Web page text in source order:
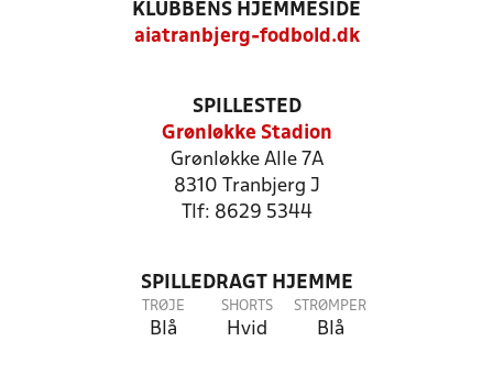
KLUBBENS HJEMMESIDE
aiatranbjerg-fodbold.dk
SPILLESTED
Grønløkke Stadion
Grønløkke Alle 7A
8310 Tranbjerg J
Tlf: 8629 5344
SPILLEDRAGT HJEMME
TRØJE
Blå
SHORTS
Hvid
STRØMPER
Blå